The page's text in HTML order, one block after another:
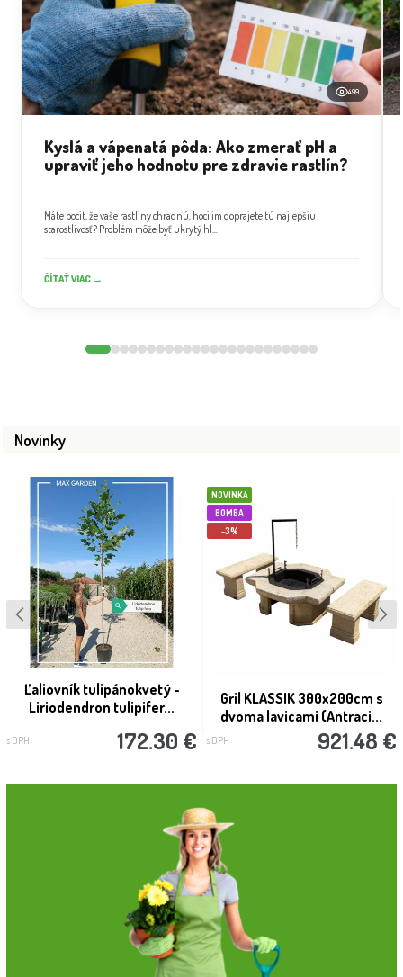
499
Kyslá a vápenatá pôda: Ako zmerať pH a
upraviť jeho hodnotu pre zdravie rastlín?
Máte pocit, že vaše rastliny chradnú, hoci im doprajete tú najlepšiu
starostlivosť? Problém môže byť ukrytý hl...
ČÍTAŤ VIAC →
Novinky
Ľaliovník tulipánokvetý -
Liriodendron tulipifer...
s DPH 172.30 €
NOVINKA
BOMBA
-3%
Gril KLASSIK 300x200cm s
dvoma lavicami (Antraci...
s DPH 921.48 €